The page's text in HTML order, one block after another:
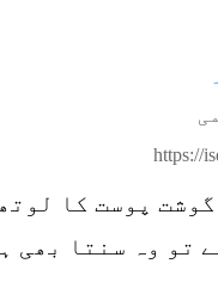
https://
پوست کا
تو وہ سنتا